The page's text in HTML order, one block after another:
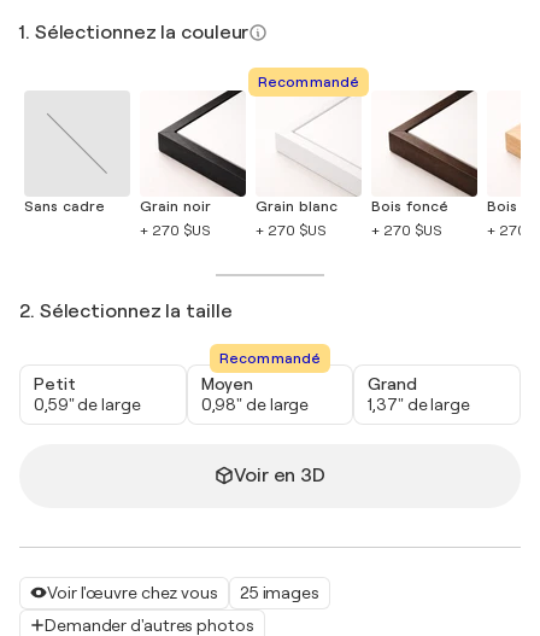
Voir l'œuvre chez vous
25 images
Demander d'autres photos
1. Sélectionnez la couleur
Sans cadre
Grain noir
+ 270 $US
Recommandé
Grain blanc
+ 270 $US
Bois foncé
+ 270 $US
Bois
+ 270
2. Sélectionnez la taille
Petit
0,59" de large
Recommandé
Moyen
0,98" de large
Grand
1,37" de large
Voir en 3D